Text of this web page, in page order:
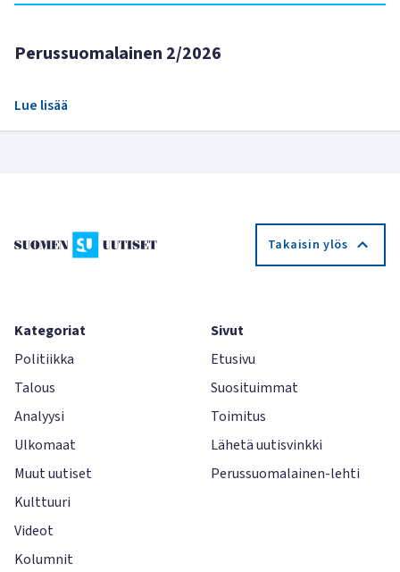
Perussuomalainen 2/2026
Lue lisää
Takaisin ylös
Kategoriat
Politiikka
Talous
Analyysi
Ulkomaat
Muut uutiset
Kulttuuri
Videot
Kolumnit
Sivut
Etusivu
Suosituimmat
Toimitus
Lähetä uutisvinkki
Perussuomalainen-lehti